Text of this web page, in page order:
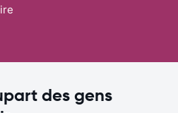
des gens